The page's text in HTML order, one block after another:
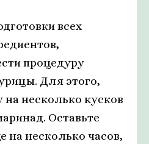
всех
процедуру
Для этого,
на несколько кусков
Оставьте
на несколько часов,